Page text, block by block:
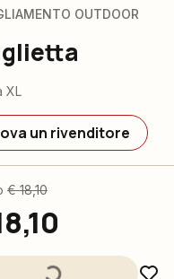
OUTDOOR
XL
un rivenditore
€ 18,10